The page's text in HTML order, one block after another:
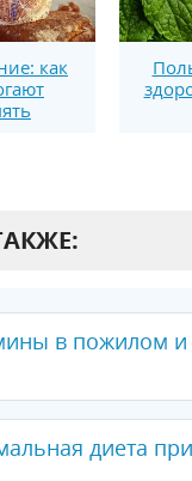
как
в пожилом и
диета